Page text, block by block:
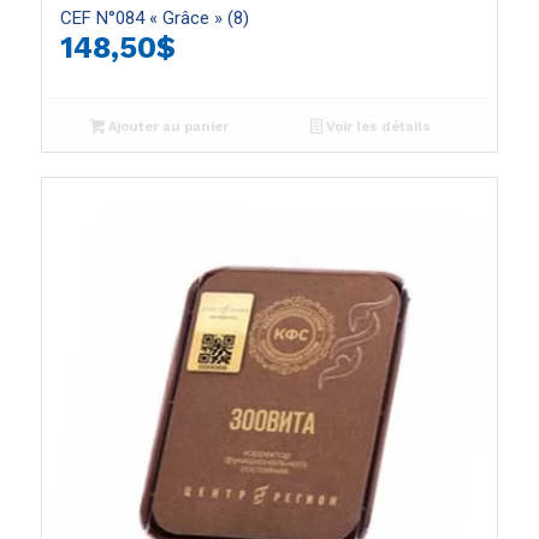
CEF N°084 « Grâce » (8)
148,50$
Ajouter au panier Voir les détails